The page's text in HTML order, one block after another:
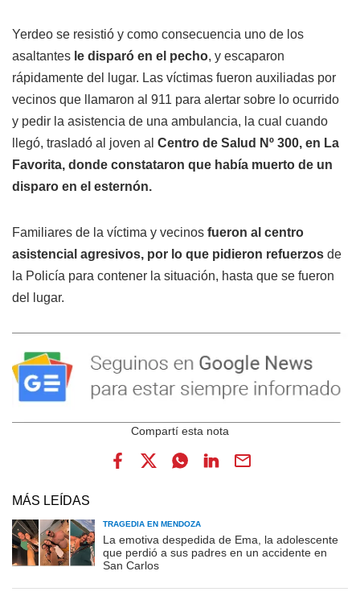
Yerdeo se resistió y como consecuencia uno de los
asaltantes le disparó en el pecho, y escaparon
rápidamente del lugar. Las víctimas fueron auxiliadas por
vecinos que llamaron al 911 para alertar sobre lo ocurrido
y pedir la asistencia de una ambulancia, la cual cuando
llegó, trasladó al joven al Centro de Salud Nº 300, en La
Favorita, donde constataron que había muerto de un
disparo en el esternón.
Familiares de la víctima y vecinos fueron al centro
asistencial agresivos, por lo que pidieron refuerzos de
la Policía para contener la situación, hasta que se fueron
del lugar.
MÁS LEÍDAS
TRAGEDIA EN MENDOZA
La emotiva despedida de Ema, la adolescente
que perdió a sus padres en un accidente en
San Carlos